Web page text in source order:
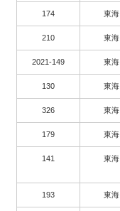
174 東海
210 東海
2021-149 東海
130 東海
326 東海
179 東海
141 東海
193 東海